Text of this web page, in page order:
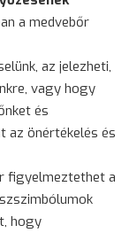
a medvebőr
az jelezheti,
vagy hogy
és
az önértékelés és
figyelmeztethet a
hogy